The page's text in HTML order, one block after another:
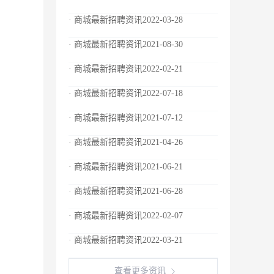
· 商城最新招聘资讯2022-03-28
· 商城最新招聘资讯2021-08-30
· 商城最新招聘资讯2022-02-21
· 商城最新招聘资讯2022-07-18
· 商城最新招聘资讯2021-07-12
· 商城最新招聘资讯2021-04-26
· 商城最新招聘资讯2021-06-21
· 商城最新招聘资讯2021-06-28
· 商城最新招聘资讯2022-02-07
· 商城最新招聘资讯2022-03-21
查看更多资讯